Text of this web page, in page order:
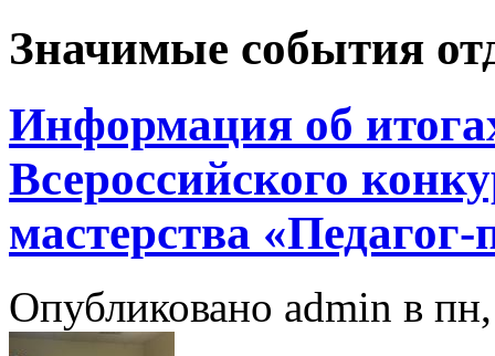
Значимые события
Информация об
Всероссийского
мастерства
Опубликовано admin в